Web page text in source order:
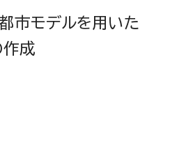
市モデルを用いた
作成